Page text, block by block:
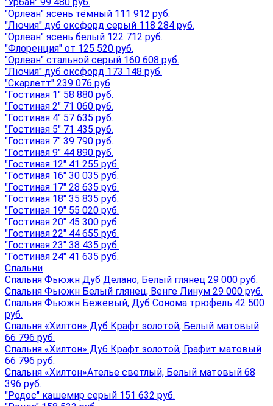
"Орлеан" ясень тёмный 111 912 руб.
"Лючия" дуб оксфорд серый 118 284 руб.
"Орлеан" ясень белый 122 712 руб.
"Флоренция" от 125 520 руб.
"Орлеан" стальной серый 160 608 руб.
"Лючия" дуб оксфорд 173 148 руб.
"Скарлетт" 239 076 руб
"Гостиная 1" 58 880 руб.
"Гостиная 2" 71 060 руб.
"Гостиная 4" 57 635 руб.
"Гостиная 5" 71 435 руб.
"Гостиная 7" 39 790 руб.
"Гостиная 9" 44 890 руб.
"Гостиная 12" 41 255 руб.
"Гостиная 16" 30 035 руб.
"Гостиная 17" 28 635 руб.
"Гостиная 18" 35 835 руб.
"Гостиная 19" 55 020 руб.
"Гостиная 20" 45 300 руб.
"Гостиная 22" 44 655 руб.
"Гостиная 23" 38 435 руб.
"Гостиная 24" 41 635 руб.
Спальни
Спальня Фьюжн Дуб Делано, Белый глянец 29 000 руб.
Спальня Фьюжн Белый глянец, Венге Линум 29 000 руб.
Спальня Фьюжн Бежевый, Дуб Сонома трюфель 42 500
руб.
Спальня «Хилтон» Дуб Крафт золотой, Белый матовый
66 796 руб.
Спальня «Хилтон» Дуб Крафт золотой, Графит матовый
66 796 руб.
Спальня «Хилтон»Ателье светлый, Белый матовый 68
396 руб.
"Родос" кашемир серый 151 632 руб.